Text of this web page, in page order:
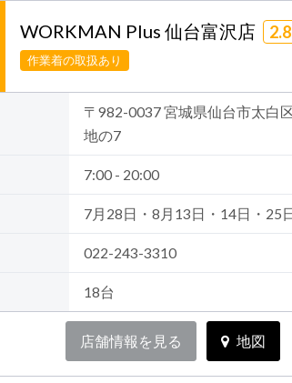
WORKMAN Plus 仙台富沢店
作業着の取扱あり
〒982-0037 宮城県仙台市太白
地の7
7:00 - 20:00
7月28日・8月13日・14日・25
022-243-3310
18台
店舗情報を見る 地図